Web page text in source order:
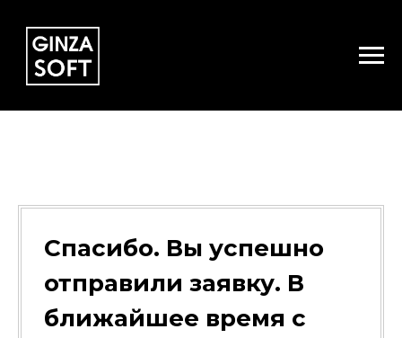
Спасибо. Вы успешно
отправили заявку. В
ближайшее время с